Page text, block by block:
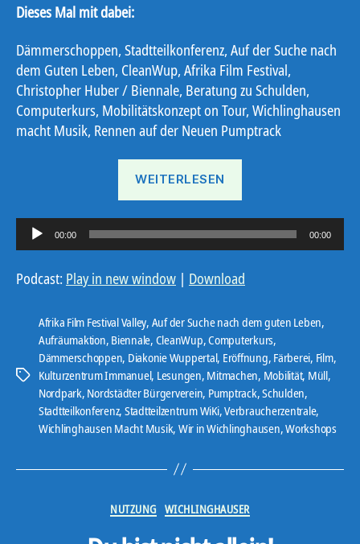
Dieses Mal mit dabei:
Dämmerschoppen, Stadtteilkonferenz, Auf der Suche nach
dem Guten Leben, CleanWup, Afrika Film Festival,
Christopher Huber / Biennale, Beratung zu Schulden,
Computerkurs, Mobilitätskonzept on Tour, Wichlinghausen
macht Musik, Rennen auf der Neuen Pumptrack
WEITERLESEN
u
d
l
r
00:00 00:00
Podcast: Play in new window | Download
Schlagwörter
Afrika Film Festival Valley, Auf der Suche nach dem guten Leben,
Aufräumaktion, Biennale, CleanWup,Computerkurs,
Dämmerschoppen, Diakonie Wuppertal, Eröffnung, Färberei, Film,
Kulturzentrum Immanuel, Lesungen, Mitmachen, Mobilität, Müll,
Nordpark, Nordstädter Bürgerverein, Pumptrack,Schulden,
Stadtteilkonferenz, Stadtteilzentrum WiKi,Verbraucherzentrale,
Wichlinghausen Macht Musik, Wir in Wichlinghausen,Workshops
Kategorien
NUTZUNG WICHLINGHAUSER